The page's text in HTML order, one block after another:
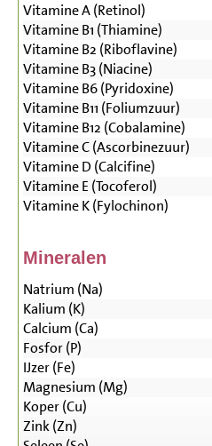
Vitamine A (Retinol)
Vitamine B1 (Thiamine)
Vitamine B2 (Riboflavine)
Vitamine B3 (Niacine)
Vitamine B6 (Pyridoxine)
Vitamine B11 (Foliumzuur)
Vitamine B12 (Cobalamine)
Vitamine C (Ascorbinezuur)
Vitamine D (Calcifine)
Vitamine E (Tocoferol)
Vitamine K (Fylochinon)
Mineralen
Natrium (Na)
Kalium (K)
Calcium (Ca)
Fosfor (P)
IJzer (Fe)
Magnesium (Mg)
Koper (Cu)
Zink (Zn)